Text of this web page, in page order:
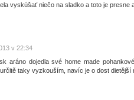
vyskúšať niečo na sladko a toto je presne
v 22:34
aráno dojedla své home made
taky vyzkouším, navíc je o dost dietější